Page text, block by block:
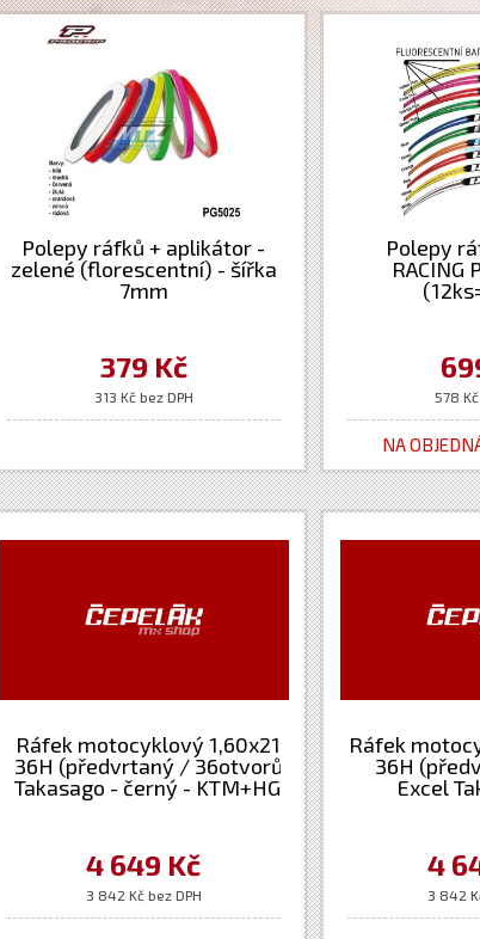
Polepy ráfků + aplikátor -
zelené (florescentní) - šířka
7mm
379 Kč
313 Kč bez DPH
Polepy
RACING
578
NA
Ráfek motocyklový 1,60x21&quot;
36H (předvrtaný / 36otvorů) Excel
Takasago - černý - KTM+HG+Japan
(Yamaha+Kawasaki+Suzuki+Honda)
4 649 Kč
3 842 Kč bez DPH
Ráfek
36H
Excel
4
3 842